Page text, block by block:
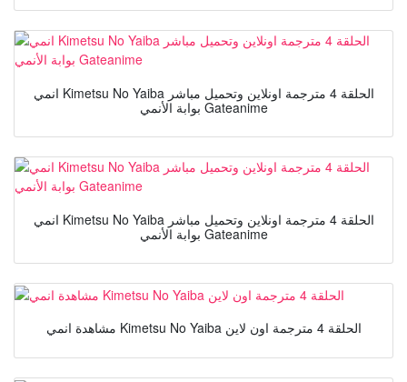
انمي Kimetsu No Yaiba الحلقة 4 مترجمة اونلاين وتحميل مباشر
بوابة الأنمي Gateanime
انمي Kimetsu No Yaiba الحلقة 4 مترجمة اونلاين وتحميل مباشر
بوابة الأنمي Gateanime
مشاهدة انمي Kimetsu No Yaiba الحلقة 4 مترجمة اون لاين